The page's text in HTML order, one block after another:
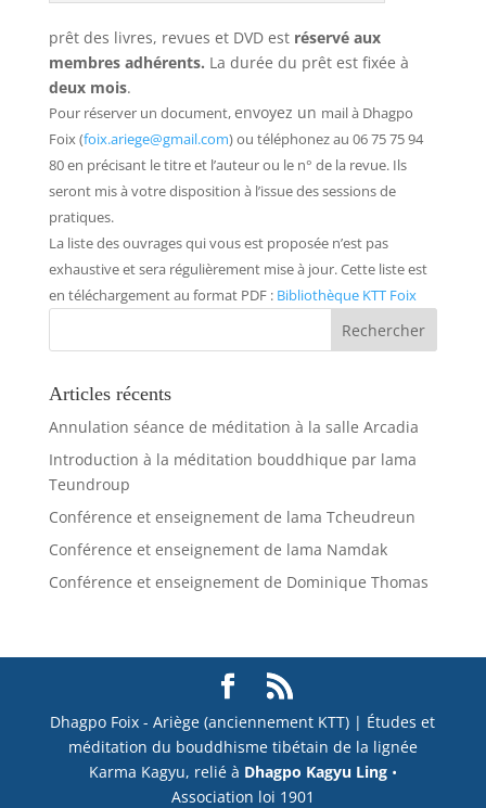
prêt des livres, revues et DVD est réservé aux
membres adhérents. La durée du prêt est fixée à
deux mois.
Pour réserver un document,envoyez un mail à Dhagpo
Foix (foix.ariege@gmail.com) ou téléphonez au 06 75 75 94
80en précisant le titreet l’auteur ou le n° de la revue. Ils
seront mis à votre disposition à l’issue des sessions de
pratiques.
La liste des ouvrages qui vous est proposée n’est pas
exhaustive et sera régulièrement mise à jour. Cette liste est
en téléchargement au format PDF : Bibliothèque KTT Foix
Articles récents
Annulation séance de méditation à la salle Arcadia
Introduction à la méditation bouddhique par lama
Teundroup
Conférence et enseignement de lama Tcheudreun
Conférence et enseignement de lama Namdak
Conférence et enseignement de Dominique Thomas
Dhagpo Foix - Ariège (anciennement KTT) | Études et
méditation du bouddhisme tibétain de la lignée
Karma Kagyu, relié à Dhagpo Kagyu Ling•
Association loi 1901